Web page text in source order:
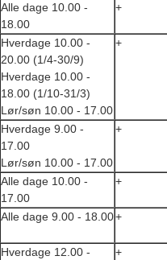
Alle dage 10.00 -
18.00
+
Hverdage 10.00 -
20.00 (1/4-30/9)
Hverdage 10.00 -
18.00 (1/10-31/3)
Lør/søn 10.00 - 17.00
+
Hverdage 9.00 -
17.00
Lør/søn 10.00 - 17.00
+
Alle dage 10.00 -
17.00
+
Alle dage 9.00 - 18.00+
Hverdage 12.00 -
+